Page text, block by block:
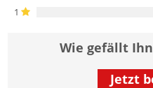
1
Wie gefällt
Jetzt